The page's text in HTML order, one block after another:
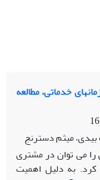
خدماتی، مطالعه
میثم دسترنج
می توان در مشتری
به دلیل اهمیت